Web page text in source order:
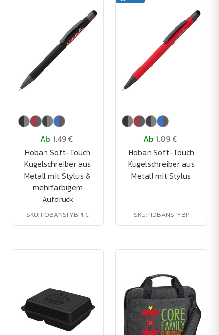
Ab 1.49 €
Hoban Soft-Touch
Kugelschreiber aus
Metall mit Stylus &
mehrfarbigem
Aufdruck
SKU: HOBANSTYBPFC
Ab 1.09 €
Hoban Soft-Touch
Kugelschreiber aus
Metall mit Stylus
SKU: HOBANSTYBP